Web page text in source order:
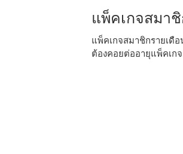
แพ็คเกจสมา
แพ็คเกจสมาชิกรายเดื
ต้องคอยต่ออายุแพ็คเก